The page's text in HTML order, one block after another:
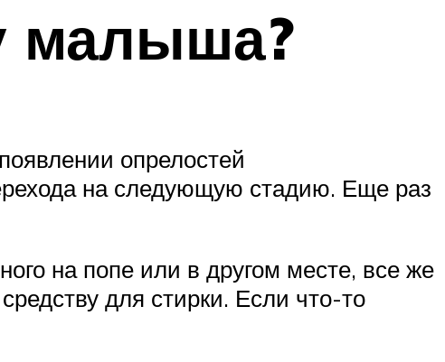
малыша?
опрелостей
на следующую стадию. Еще раз
на попе или в другом месте, все же
для стирки. Если что-то